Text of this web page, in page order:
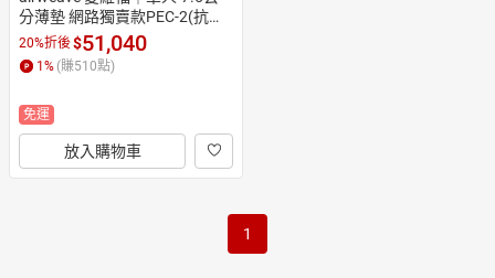
分薄墊 網路獨賣款PEC-2(抗菌
防螨 高彈高支撐 可水洗高透氣
日本原裝)
20%折後$51,040
1% (賺510點)
免運
放入購物車
1